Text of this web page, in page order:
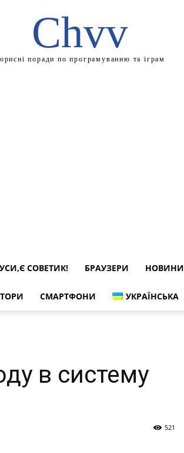
Chvv
поради по програмуванню та іграм
СОВЕТИК! БРАУЗЕРИ НОВИНИ
СМАРТФОНИ УКРАЇНСЬКА
в систему
521